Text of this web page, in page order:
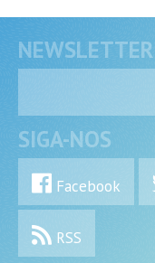
SIGA-NOS
Facebook
RSS